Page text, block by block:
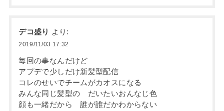
デコ盛り より:
2019/11/03 17:32
毎回の事なんだけど
アプデで少しだけ新髪型配信
コレのせいでチームがカオスになる
みんな同じ髪型の だいたいおんなじ色
顔も一緒だから 誰が誰だかわからない